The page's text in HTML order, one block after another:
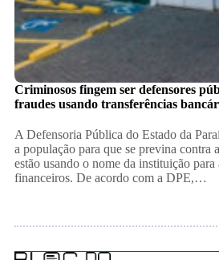
Criminosos fingem ser defensores
fraudes usando transferências
A Defensoria Pública do Estado da
a população para que se previna contra
estão usando o nome da instituição
financeiros. De acordo com a DPE,…